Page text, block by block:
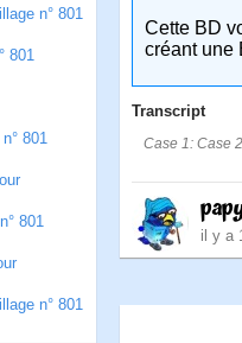
n° 801
801
801
801
n° 801
Cette BD
créant une
Transcript
Case 1: Case
il y a